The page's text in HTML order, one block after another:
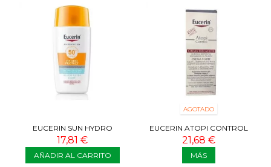
EUCERIN SUN HYDRO
PROTECT SPF50+ FLUIDO 50
ML
17,81 €
AÑADIR AL CARRITO
AGOTADO
EUCERIN ATOPI CONTROL
CREMA FORTE 100ML
21,68 €
MÁS